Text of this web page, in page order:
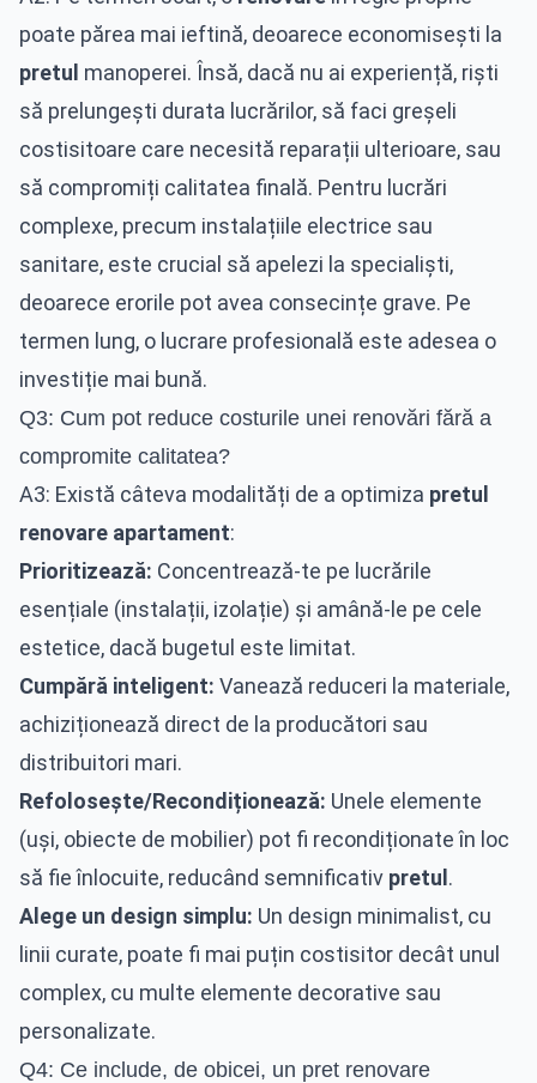
poate părea mai ieftină, deoarece economisești la
pretul manoperei. Însă, dacă nu ai experiență, riști
să prelungești durata lucrărilor, să faci greșeli
costisitoare care necesită reparații ulterioare, sau
să compromiți calitatea finală. Pentru lucrări
complexe, precum instalațiile electrice sau
sanitare, este crucial să apelezi la specialiști,
deoarece erorile pot avea consecințe grave. Pe
termen lung, o lucrare profesională este adesea o
investiție mai bună.
Q3: Cum pot reduce costurile unei renovări fără a
compromite calitatea?
A3: Există câteva modalități de a optimiza pretul
renovare apartament:
Prioritizează: Concentrează-te pe lucrările
esențiale (instalații, izolație) și amână-le pe cele
estetice, dacă bugetul este limitat.
Cumpără inteligent: Vanează reduceri la materiale,
achiziționează direct de la producători sau
distribuitori mari.
Refolosește/Recondiționează: Unele elemente
(uși, obiecte de mobilier) pot fi recondiționate în loc
să fie înlocuite, reducând semnificativ pretul.
Alege un design simplu: Un design minimalist, cu
linii curate, poate fi mai puțin costisitor decât unul
complex, cu multe elemente decorative sau
personalizate.
Q4: Ce include, de obicei, un pret renovare